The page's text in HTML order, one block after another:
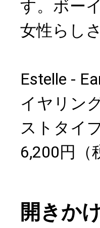
す。ボー
女性らし
Estelle -
イヤリン
ストタイプ
6,200円（
開きか